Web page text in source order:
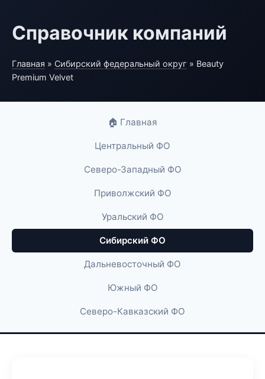
Справочник компаний
Главная » Сибирский федеральный округ » Beauty
Premium Velvet
🏠 Главная
Центральный ФО
Северо-Западный ФО
Приволжский ФО
Уральский ФО
Сибирский ФО
Дальневосточный ФО
Южный ФО
Северо-Кавказский ФО